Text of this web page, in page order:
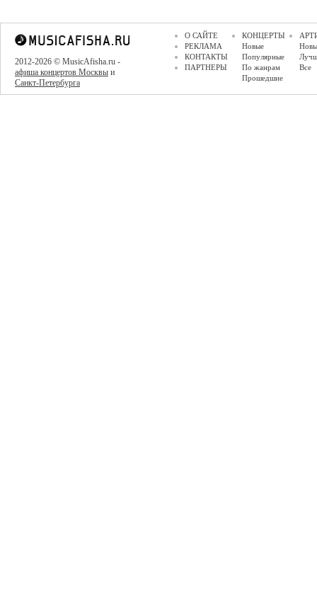
2012-2026 © MusicAfisha.ru -
афиша концертов Москвы и
Санкт-Петербурга
О САЙТЕ
РЕКЛАМА
КОНТАКТЫ
ПАРТНЕРЫ
КОНЦЕРТЫ
Новые
Популярные
По жанрам
Прошедшие
Все